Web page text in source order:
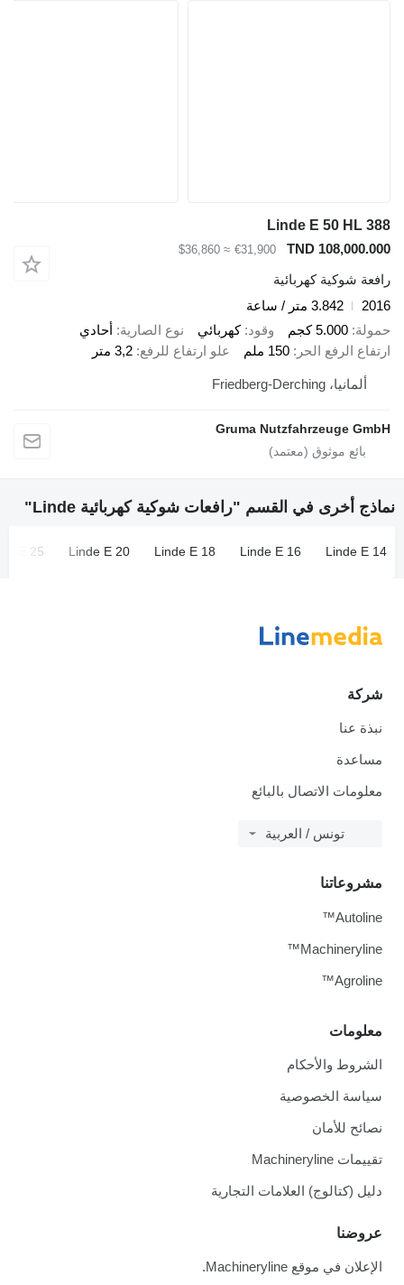
Linde E 50 HL 388
TND 108,000.000
€31,900
≈ $36,860
رافعة شوكية كهربائية
2016
3.842 متر / ساعة
حمولة 5.000 كجم وقود كهربائي نوع الصارية أحادي
ارتفاع الرفع الحر
150 ملم علو ارتفاع للرفع 3,2 متر
ألمانيا، Friedberg-Derching
Gruma Nutzfahrzeuge GmbH
نماذج أخرى في القسم "رافعات شوكية كهربائية Linde"
Linde E 14
Linde E 16
Linde E 18
Linde E 20
E 25
شركة
نبذة عنا
مساعدة
معلومات الاتصال بالبائع
تونس / العربية
معلومات
الشروط والأحكام
سياسة الخصوصية
نصائح للأمان
تقييمات Machineryline
دليل (كتالوج) العلامات التجارية
عروضنا
الإعلان في موقع Machineryline.
مشروعاتنا
Autoline™
Machineryline™
Agroline™